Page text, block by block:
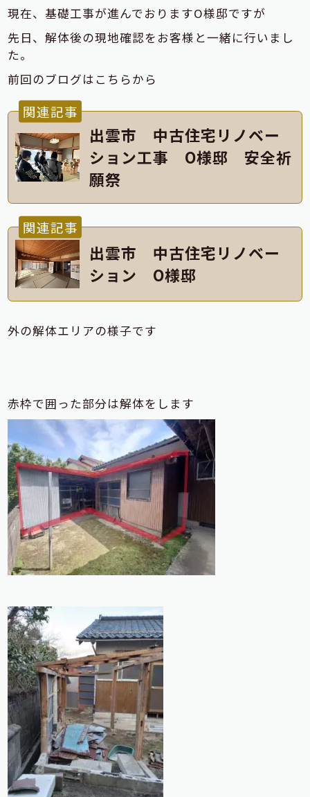
現在、基礎工事が進んでおりますO様邸ですが
先日、解体後の現地確認をお客様と一緒に行いまし
た。
前回のブログはこちらから
関連記事
出雲市 中古住宅リノベー
ション工事 O様邸 安全祈
願祭
関連記事
出雲市 中古住宅リノベー
ション O様邸
外の解体エリアの様子です
赤枠で囲った部分は解体をします